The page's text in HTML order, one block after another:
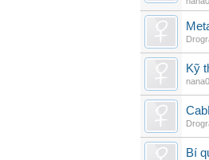
Kỹ
Bí